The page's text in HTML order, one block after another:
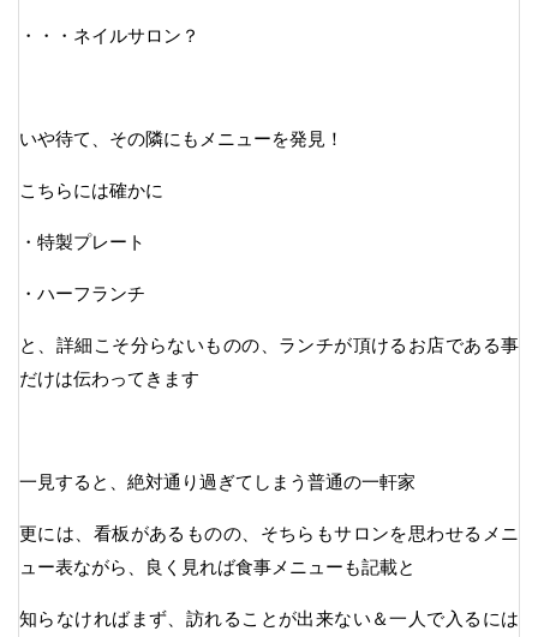
・・・ネイルサロン？
いや待て、その隣にもメニューを発見！
こちらには確かに
・特製プレート
・ハーフランチ
と、詳細こそ分らないものの、ランチが頂けるお店である事
だけは伝わってきます
一見すると、絶対通り過ぎてしまう普通の一軒家
更には、看板があるものの、そちらもサロンを思わせるメニ
ュー表ながら、良く見れば食事メニューも記載と
知らなければまず、訪れることが出来ない＆一人で入るには